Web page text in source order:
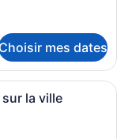
mes dates
d’hôtel avec deux
la ville